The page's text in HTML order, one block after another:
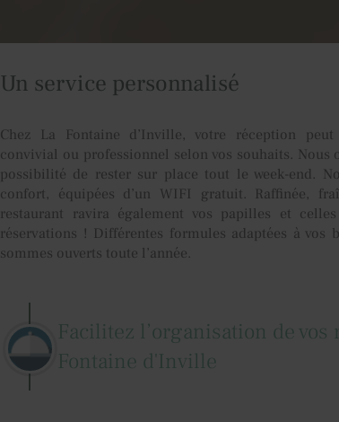
Un service personnalisé
Chez La Fontaine d’Inville, votre réception
convivial ou professionnel selon vos souhaits.
possibilité de rester sur place tout le week-end.
confort, équipées d’un WIFI gratuit. Raffinée,
restaurant ravira également vos papilles et
réservations ! Différentes formules adaptées à vos
sommes ouverts toute l’année.
Facilitez l’organisation de vos
Fontaine d'Inville